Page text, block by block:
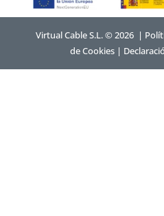
Virtual Cable S.L. © 2026 |
de Cookies |